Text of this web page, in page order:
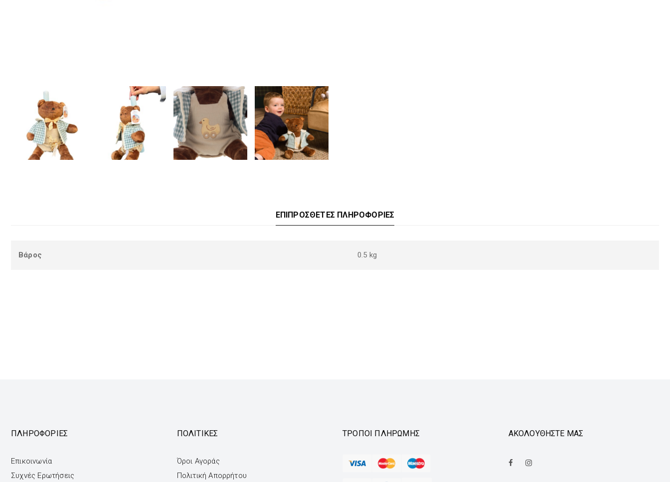
ΕΠΙΠΡΌΣΘΕΤΕΣ ΠΛΗΡΟΦΟΡΊΕΣ
Βάρος 0.5 kg
ΠΛΗΡΟΦΟΡΙΕΣ
Επικοινωνία
Συχνές Ερωτήσεις
ΠΟΛΙΤΙΚΕΣ
Όροι Αγοράς
Πολιτική Απορρήτου
ΤΡΌΠΟΙ ΠΛΗΡΩΜΉΣ ΑΚΟΛΟΥΘΗΣΤΕ ΜΑΣ